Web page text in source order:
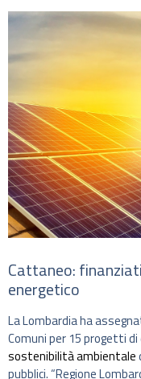
Cattaneo:
energetico
La Lombardia ha
Comuni per 15 progetti
sostenibilità ambientale
pubblici. “Regione